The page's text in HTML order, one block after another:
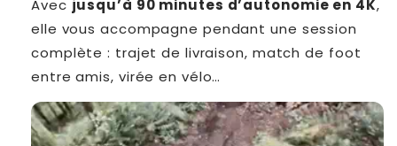
Avec jusqu’à 90 minutes d’autonomie en 4K,
elle vous accompagne pendant une session
complète : trajet de livraison, match de foot
entre amis, virée en vélo…